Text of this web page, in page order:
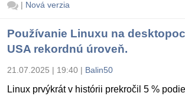
| Nová verzia
Používanie Linuxu na
USA rekordnú úroveň.
21.07.2025 | 19:40 | Balin50
Linux prvýkrát v histórii prekročil 5 %